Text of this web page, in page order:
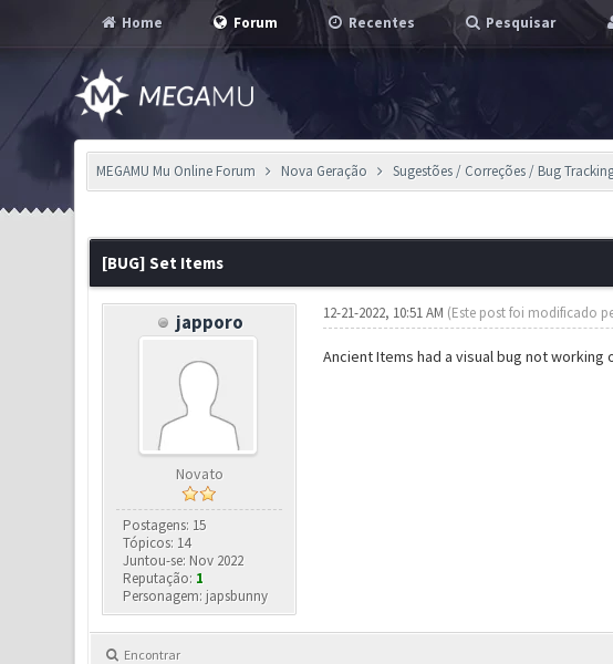
Home Forum Recentes Pesquisar
MEGAMU Mu Online Forum Nova Geração Sugestões / Correções / Bug
[BUG] Set Items
japporo
Novato
Postagens: 15
Tópicos: 14
Juntou-se: Nov 2022
Reputação: 1
Personagem: japsbunny
12-21-2022, 10:51 AM (Este post foi modificado
Ancient Items had a visual bug not
Encontrar